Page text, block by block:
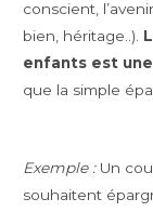
conscient,
bien, héritage..).
enfants est
que la simple
Exemple : Un
souhaitent